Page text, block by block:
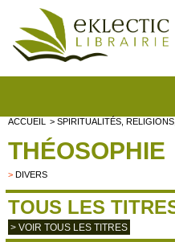
ACCUEIL > SPIRITUALITÉS,
THÉOSOPHIE
> DIVERS
TOUS LES
> VOIR TOUS LES TITRES